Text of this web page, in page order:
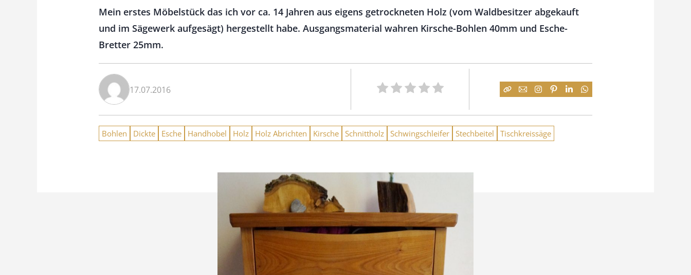
Mein erstes Möbelstück das ich vor ca. 14 Jahren aus eigens getrockneten Holz (vom Waldbesitzer abgekauft
und im Sägewerk aufgesägt) hergestellt habe. Ausgangsmaterial wahren Kirsche-Bohlen 40mm und Esche-
Bretter 25mm.
17.07.2016
Bohlen Dickte Esche Handhobel Holz Holz Abrichten Kirsche Schnittholz Schwingschleifer Stechbeitel Tischkreissäge